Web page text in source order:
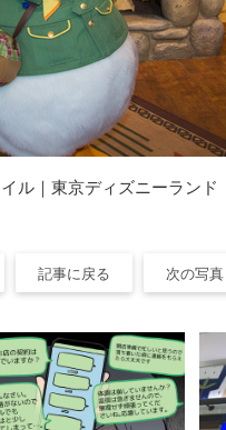
ル｜東京ディズニーランド
記事に戻る 次の写真